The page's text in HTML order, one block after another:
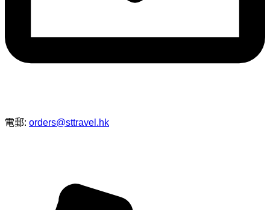
電郵: orders@sttravel.hk